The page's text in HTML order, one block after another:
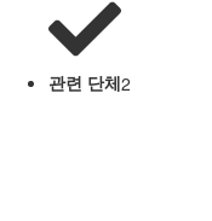
관련 단체2